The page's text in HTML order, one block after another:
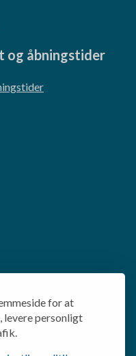
for at
levere personligt
og åbningstider